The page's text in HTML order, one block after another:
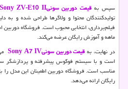
سپس بهقیمت دوربین سونیSony ZV-E10 II
تولیدکنندگان محتوا و ولاگرها طراحی شده و
ماهه و آموزش رایگان عرضه می‌کند.
در نهایت، بهقیمت دوربین سونیSony A7 IV
است و با سیستم فوکوس پیشرفته و پردازشگر
مناسب است. فروشگاه دوربین اطمینان این مدل را
رایگان ارائه می‌دهد.